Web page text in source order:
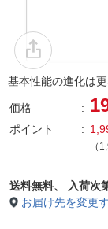
基本性能の進化は
価格
ポイント
（
送料無料、
入荷次
お届け先を変更